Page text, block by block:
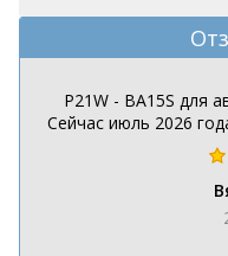
P21W - BA15S для
Сейчас июль 2026